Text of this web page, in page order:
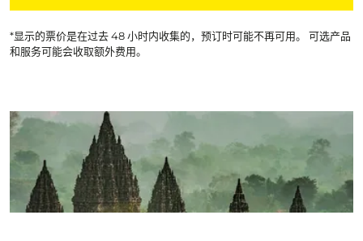
*显示的票价是在过去 48 小时内收集的，预订时可能不再可用。 可选产品
和服务可能会收取额外费用。